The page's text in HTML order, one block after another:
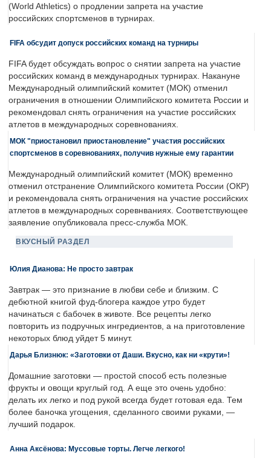
(World Athletics) о продлении запрета на участие
российских спортсменов в турнирах.
FIFA обсудит допуск российских команд на турниры
FIFA будет обсуждать вопрос о снятии запрета на участие
российских команд в международных турнирах. Накануне
Международный олимпийский комитет (МОК) отменил
ограничения в отношении Олимпийского комитета России и
рекомендовал снять ограничения на участие российских
атлетов в международных соревнованиях.
МОК "приостановил приостановление" участия российских
спортсменов в соревнованиях, получив нужные ему гарантии
Международный олимпийский комитет (МОК) временно
отменил отстранение Олимпийского комитета России (ОКР)
и рекомендовала снять ограничения на участие российских
атлетов в международных соревнваниях. Соответствующее
заявление опубликовала пресс-служба МОК.
ВКУСНЫЙ РАЗДЕЛ
Юлия Дианова: Не просто завтрак
Завтрак — это признание в любви себе и близким. С
дебютной книгой фуд-блогера каждое утро будет
начинаться с бабочек в животе. Все рецепты легко
повторить из подручных ингредиентов, а на приготовление
некоторых блюд уйдет 5 минут.
Дарья Близнюк: «Заготовки от Даши. Вкусно, как ни «крути»!
Домашние заготовки — простой способ есть полезные
фрукты и овощи круглый год. А еще это очень удобно:
делать их легко и под рукой всегда будет готовая еда. Тем
более баночка угощения, сделанного своими руками, —
лучший подарок.
Анна Аксёнова: Муссовые торты. Легче легкого!